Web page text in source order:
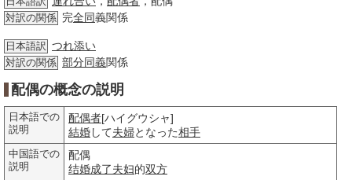
対訳の関係 完全同義関係
日本語訳 つれ添い
対訳の関係 部分同義関係
配偶の概念の説明
日本語での
説明
配偶者[ハイグウシャ]
結婚して夫婦となった相手
中国語での
説明
配偶
结婚成了夫妇的双方